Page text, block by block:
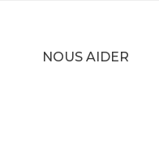
NOUS AIDER